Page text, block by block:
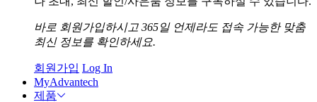
바로 회원가입하시고 365일 언제라도 접속 가능한 맞춤
최신 정보를 확인하세요.
회원가입 Log In
MyAdvantech
제품